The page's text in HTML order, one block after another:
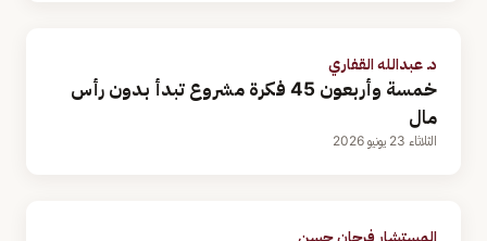
د. عبدالله القفاري
خمسة وأربعون 45 فكرة مشروع تبدأ بدون رأس
مال
الثلاثاء 23 يونيو 2026
المستشار فرحان حسن